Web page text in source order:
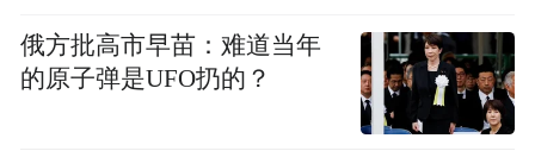
俄方批高市早苗：难道当年
的原子弹是UFO扔的？